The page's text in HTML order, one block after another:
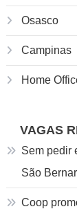
Osasco
Campinas
Home
VAGAS
Sem pedir
São
Coop